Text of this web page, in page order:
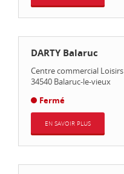
DARTY Balaruc
Centre commercial Loisirs
34540 Balaruc-le-vieux
Fermé
EN SAVOIR PLUS